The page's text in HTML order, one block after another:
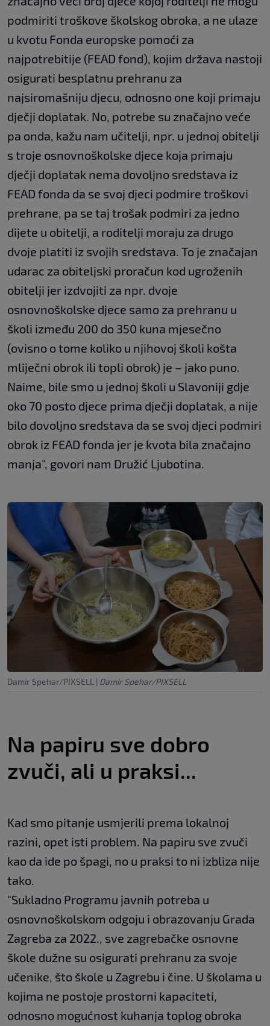
podmiriti troškove školskog obroka, a ne ulaze
u kvotu Fonda europske pomoći za
najpotrebitije (FEAD fond), kojim država nastoji
osigurati besplatnu prehranu za
najsiromašniju djecu, odnosno one koji primaju
dječji doplatak. No, potrebe su značajno veće
pa onda, kažu nam učitelji, npr. u jednoj obitelji
s troje osnovnoškolske djece koja primaju
dječji doplatak nema dovoljno sredstava iz
FEAD fonda da se svoj djeci podmire troškovi
prehrane, pa se taj trošak podmiri za jedno
dijete u obitelji, a roditelji moraju za drugo
dvoje platiti iz svojih sredstava. To je značajan
udarac za obiteljski proračun kod ugroženih
obitelji jer izdvojiti za npr. dvoje
osnovnoškolske djece samo za prehranu u
školi između 200 do 350 kuna mjesečno
(ovisno o tome koliko u njihovoj školi košta
mliječni obrok ili topli obrok) je – jako puno.
Naime, bile smo u jednoj školi u Slavoniji gdje
oko 70 posto djece prima dječji doplatak, a nije
bilo dovoljno sredstava da se svoj djeci podmiri
obrok iz FEAD fonda jer je kvota bila značajno
manja", govori nam Družić Ljubotina.
Damir Spehar/PIXSELL | Damir Spehar/PIXSELL
Na papiru sve dobro
zvuči, ali u praksi...
Kad smo pitanje usmjerili prema lokalnoj
razini, opet isti problem. Na papiru sve zvuči
kao da ide po špagi, no u praksi to ni izbliza nije
tako.
"Sukladno Programu javnih potreba u
osnovnoškolskom odgoju i obrazovanju Grada
Zagreba za 2022., sve zagrebačke osnovne
škole dužne su osigurati prehranu za svoje
učenike, što škole u Zagrebu i čine. U školama u
kojima ne postoje prostorni kapaciteti,
odnosno mogućnost kuhanja toplog obroka